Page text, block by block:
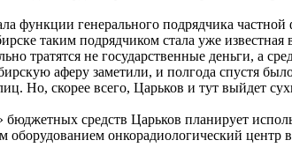
функции генерального подрядчика
таким подрядчиком стала уже
тратятся не государственные деньги, а
аферу заметили, и полгода спустя
Но, скорее всего, Царьков и тут выйдет
средств Царьков планирует
оборудованием онкорадиологический